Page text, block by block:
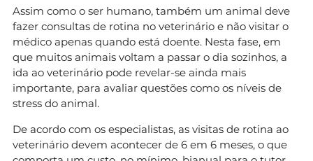
Assim como o ser humano, também um animal deve
fazer consultas de rotina no veterinário e não visitar o
médico apenas quando está doente. Nesta fase, em
que muitos animais voltam a passar o dia sozinhos, a
ida ao veterinário pode revelar-se ainda mais
importante, para avaliar questões como os níveis de
stress do animal.
De acordo com os especialistas, as visitas de rotina ao
veterinário devem acontecer de 6 em 6 meses, o que